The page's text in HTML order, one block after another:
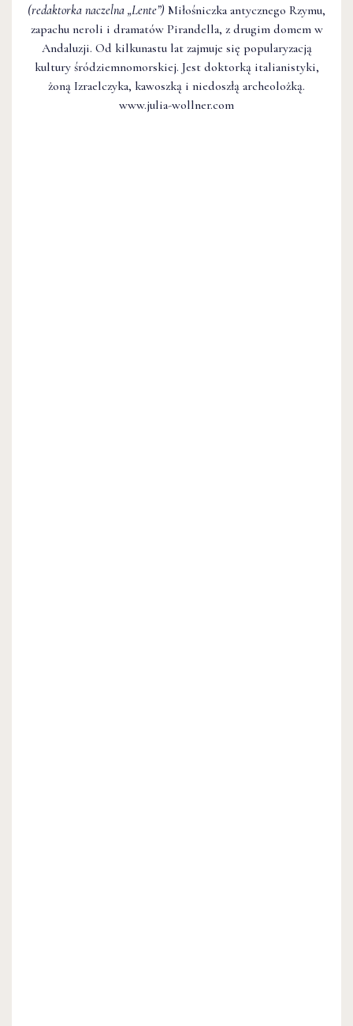
(redaktorka naczelna „Lente”) Miłośniczka antycznego Rzymu,
zapachu neroli i dramatów Pirandella, z drugim domem w
Andaluzji. Od kilkunastu lat zajmuje się popularyzacją
kultury śródziemnomorskiej. Jest doktorką italianistyki,
żoną Izraelczyka, kawoszką i niedoszłą archeolożką.
www.julia-wollner.com